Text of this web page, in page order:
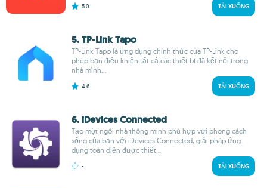
5.0 TẢI XUỐNG
5. TP-Link Tapo
TP-Link Tapo là ứng dụng chính thức của TP-Link cho
phép bạn điều khiển tất cả các thiết bị đã kết nối trong
nhà mình...
4.6 TẢI XUỐNG
6. iDevices Connected
Tạo một ngôi nhà thông minh phù hợp với phong cách
sống của bạn với iDevices Connected, giải pháp ứng
dụng toàn diện được thiết...
- TẢI XUỐNG